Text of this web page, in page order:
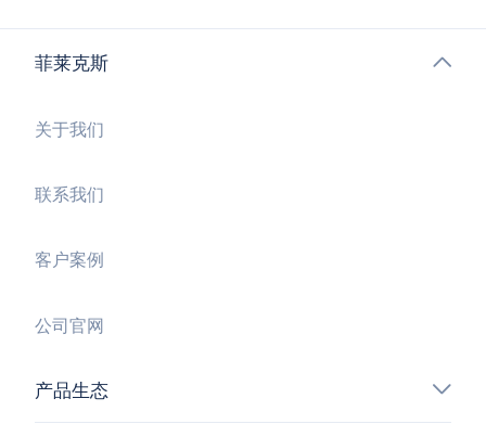
菲莱克斯
关于我们
联系我们
客户案例
公司官网
产品生态